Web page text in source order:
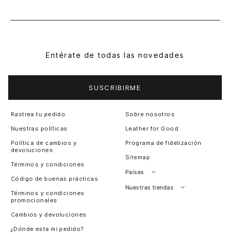
Entérate de todas las novedades
SUSCRIBIRME
Rastrea tu pedido
Nuestras políticas
Política de cambios y
devoluciones
Términos y condiciones
Código de buenas prácticas
Términos y condiciones
promocionales
Cambios y devoluciones
¿Dónde esta mi pedido?
Sobre nosotros
Leather for Good
Programa de fidelización
Sitemap
Países
Perú
Nuestras tiendas